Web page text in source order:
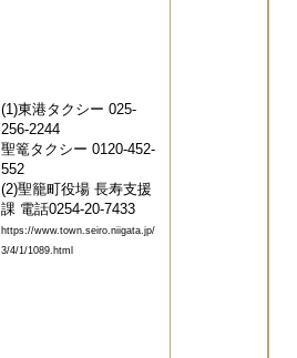
(1)東港タクシー 025-
256-2244
聖篭タクシー 0120-452-
552
(2)聖籠町役場 長寿支援
課 電話0254-20-7433
https://www.town.seiro.niigata.jp/
3/4/1/1089.html​